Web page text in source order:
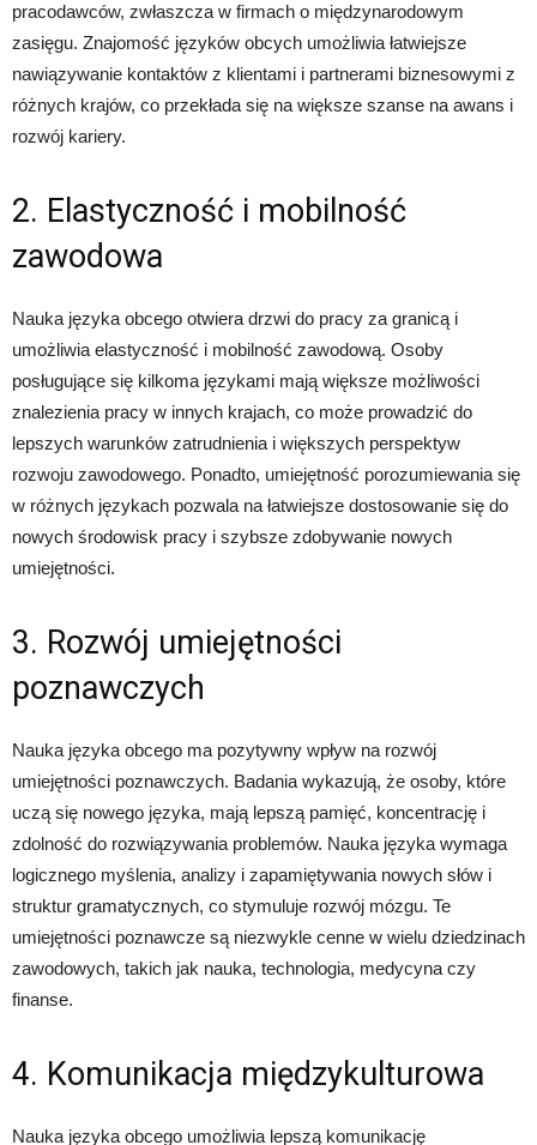
pracodawców, zwłaszcza w firmach o międzynarodowym
zasięgu. Znajomość języków obcych umożliwia łatwiejsze
nawiązywanie kontaktów z klientami i partnerami biznesowymi z
różnych krajów, co przekłada się na większe szanse na awans i
rozwój kariery.
2. Elastyczność i mobilność
zawodowa
Nauka języka obcego otwiera drzwi do pracy za granicą i
umożliwia elastyczność i mobilność zawodową. Osoby
posługujące się kilkoma językami mają większe możliwości
znalezienia pracy w innych krajach, co może prowadzić do
lepszych warunków zatrudnienia i większych perspektyw
rozwoju zawodowego. Ponadto, umiejętność porozumiewania się
w różnych językach pozwala na łatwiejsze dostosowanie się do
nowych środowisk pracy i szybsze zdobywanie nowych
umiejętności.
3. Rozwój umiejętności
poznawczych
Nauka języka obcego ma pozytywny wpływ na rozwój
umiejętności poznawczych. Badania wykazują, że osoby, które
uczą się nowego języka, mają lepszą pamięć, koncentrację i
zdolność do rozwiązywania problemów. Nauka języka wymaga
logicznego myślenia, analizy i zapamiętywania nowych słów i
struktur gramatycznych, co stymuluje rozwój mózgu. Te
umiejętności poznawcze są niezwykle cenne w wielu dziedzinach
zawodowych, takich jak nauka, technologia, medycyna czy
finanse.
4. Komunikacja międzykulturowa
Nauka języka obcego umożliwia lepszą komunikację